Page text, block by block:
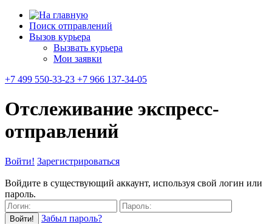
Поиск отправлений
Вызов курьера
Вызвать курьера
Мои заявки
+7 499 550-33-23 +7 966 137-34-05
Отслеживание экспресс-
отправлений
Войти! Зарегистрироваться
Войдите в существующий аккаунт, используя свой логин или
пароль.
Забыл пароль?